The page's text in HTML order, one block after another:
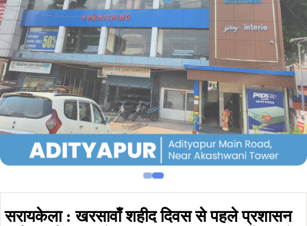
सरायकेला : खरसावाँ शहीद दिवस से पहले प्रशासन